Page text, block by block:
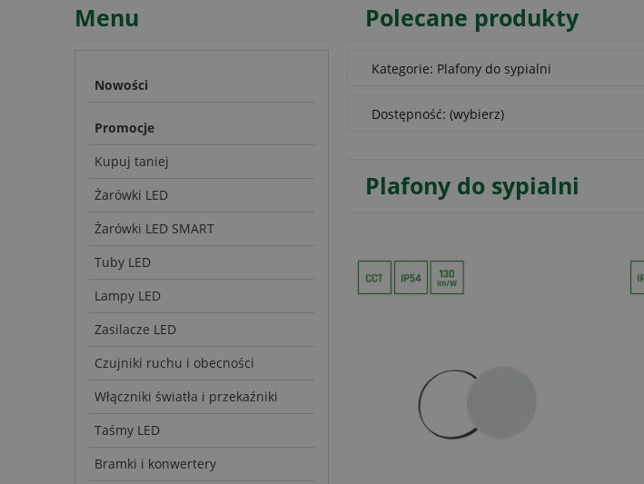
Menu
Nowości
Promocje
Kupuj taniej
Żarówki LED
Żarówki LED SMART
Tuby LED
Lampy LED
Zasilacze LED
Czujniki ruchu i obecności
Włączniki światła i przekaźniki
Taśmy LED
Bramki i konwertery
Polecane produkty
Kategorie: Plafony do sypialni
Dostępność: (wybierz)
Plafony do sypialni